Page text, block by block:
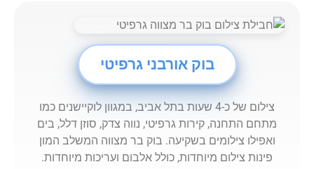
בוק אורבני גרפיטי
צילום של כ-4 שעות בתל אביב, במגוון לוקיישנים כמו
מתחם התחנה, קירות גרפיטי, נווה צדק, סוזן דלל, בים
ואפילו צילומים בשקיעה. בוק בר מצווה המשלב המון
פינות צילום מיוחדות, כולל אלבום ועריכות מיוחדות.